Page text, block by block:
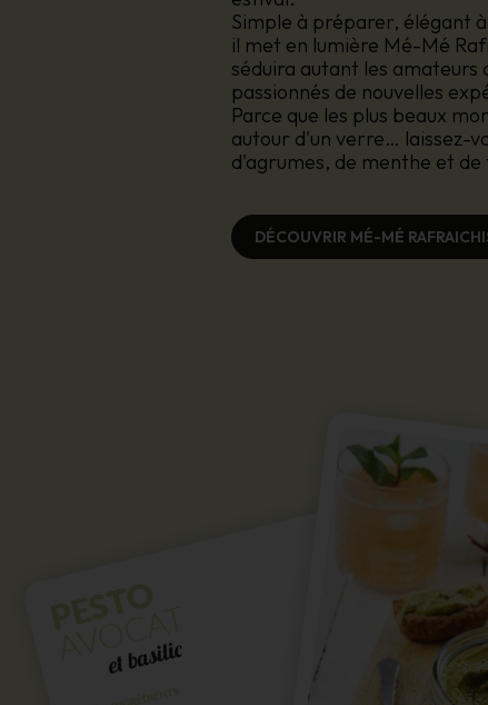
Simple à préparer, élégant
il met en lumière Mé-Mé
séduira autant les amateurs
passionnés de nouvelles
Parce que les plus beaux
autour d'un verre… laissez-
d'agrumes, de menthe et
DÉCOUVRIR MÉ-MÉ